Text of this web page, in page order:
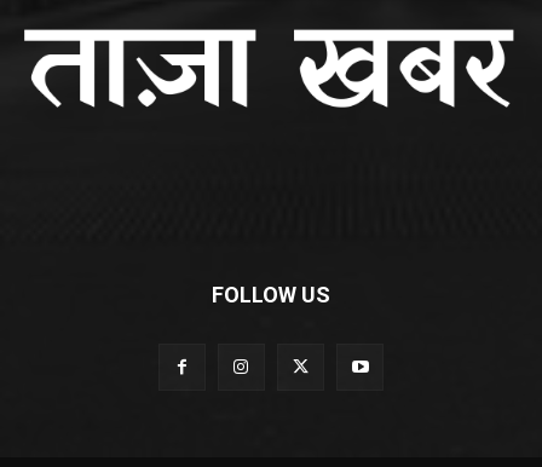
FOLLOW US